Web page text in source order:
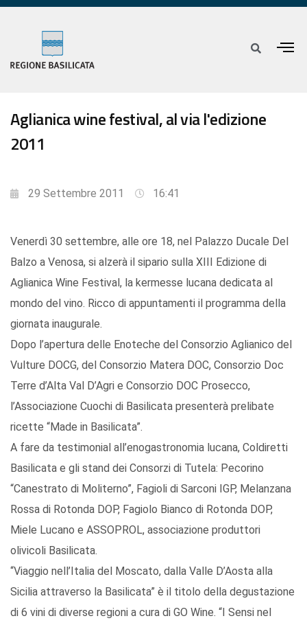
Aglianica wine festival, al via l'edizione
2011
29 Settembre 2011 16:41
Venerdì 30 settembre, alle ore 18, nel Palazzo Ducale Del
Balzo a Venosa, si alzerà il sipario sulla XIII Edizione di
Aglianica Wine Festival, la kermesse lucana dedicata al
mondo del vino. Ricco di appuntamenti il programma della
giornata inaugurale.
Dopo l’apertura delle Enoteche del Consorzio Aglianico del
Vulture DOCG, del Consorzio Matera DOC, Consorzio Doc
Terre d’Alta Val D’Agri e Consorzio DOC Prosecco,
l’Associazione Cuochi di Basilicata presenterà prelibate
ricette “Made in Basilicata”.
A fare da testimonial all’enogastronomia lucana, Coldiretti
Basilicata e gli stand dei Consorzi di Tutela: Pecorino
“Canestrato di Moliterno”, Fagioli di Sarconi IGP, Melanzana
Rossa di Rotonda DOP, Fagiolo Bianco di Rotonda DOP,
Miele Lucano e ASSOPROL, associazione produttori
olivicoli Basilicata.
“Viaggio nell’Italia del Moscato, dalla Valle D’Aosta alla
Sicilia attraverso la Basilicata” è il titolo della degustazione
di 6 vini di diverse regioni a cura di GO Wine. “I Sensi nel